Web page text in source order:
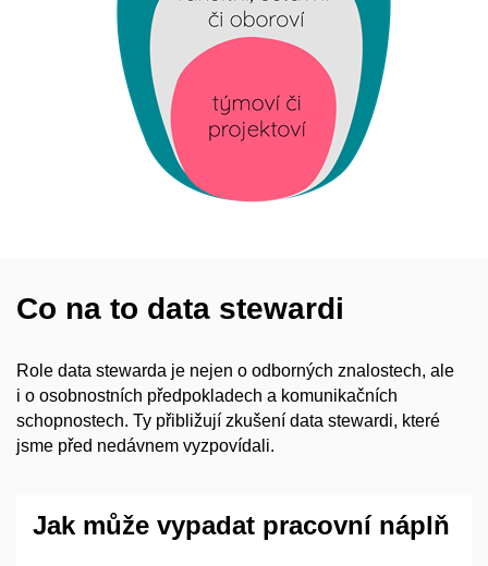
Co na to data stewardi
Role data stewarda je nejen o odborných znalostech, ale
i o osobnostních předpokladech a komunikačních
schopnostech. Ty přibližují zkušení data stewardi, které
jsme před nedávnem vyzpovídali.
Jak může vypadat pracovní náplň